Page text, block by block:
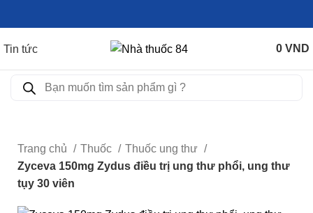
Tin tức 0 VND
Trang chủ Thuốc
Thuốc ung thư
Zyceva 150mg Zydus điều trị ung thư phổi, ung thư
tụy 30 viên